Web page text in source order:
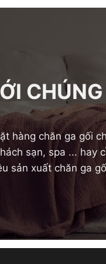
hàng chăn ga gối
sạn, spa ... hay
sản xuất chăn ga